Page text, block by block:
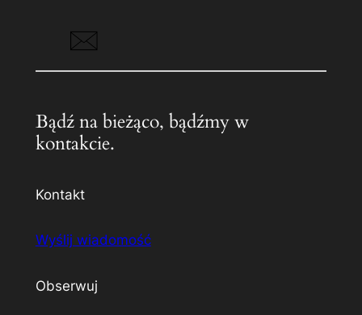
Bądź na bieżąco, bądźmy w
kontakcie.
Kontakt
Wyślij wiadomość
Obserwuj